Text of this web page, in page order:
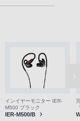
インイヤーモニター IER-
M500 ブラック
IER-M500/B